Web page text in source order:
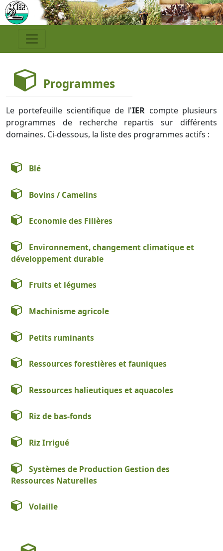
Programmes
Le portefeuille scientifique de l'IER compte plusieurs
programmes de recherche repartis sur différents
domaines. Ci-dessous, la liste des programmes actifs :
Blé
Bovins / Camelins
Economie des Filières
Environnement, changement climatique et
développement durable
Fruits et légumes
Machinisme agricole
Petits ruminants
Ressources forestières et fauniques
Ressources halieutiques et aquacoles
Riz de bas-fonds
Riz Irrigué
Systèmes de Production Gestion des
Ressources Naturelles
Volaille